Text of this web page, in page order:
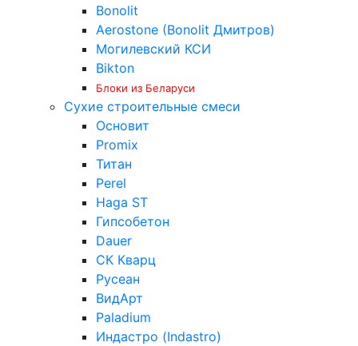
Bonolit
Aerostone (Bonolit Дмитров)
Могилевский КСИ
Bikton
Блоки из Беларуси
Сухие строительные смеси
Основит
Promix
Титан
Perel
Haga ST
Гипсобетон
Dauer
СК Кварц
Русеан
ВидАрт
Paladium
Индастро (Indastro)